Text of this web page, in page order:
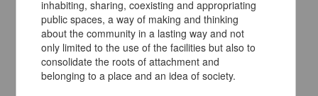
inhabiting, sharing, coexisting and appropriating
public spaces, a way of making and thinking
about the community in a lasting way and not
only limited to the use of the facilities but also to
consolidate the roots of attachment and
belonging to a place and an idea of society.